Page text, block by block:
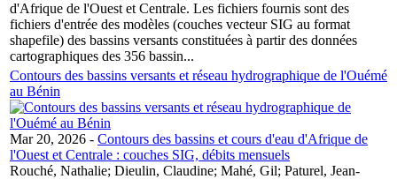
d'Afrique de l'Ouest et Centrale. Les fichiers fournis sont des
fichiers d'entrée des modèles (couches vecteur SIG au format
shapefile) des bassins versants constituées à partir des données
cartographiques des 356 bassin...
Contours des bassins versants et réseau hydrographique de l'Ouémé
au Bénin
Mar 20, 2026 - Contours des bassins et cours d'eau d'Afrique de
l'Ouest et Centrale : couches SIG, débits mensuels
Rouché, Nathalie; Dieulin, Claudine; Mahé, Gil; Paturel, Jean-